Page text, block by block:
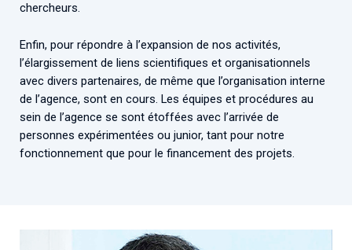
chercheurs.
Enfin, pour répondre à l’expansion de nos activités,
l’élargissement de liens scientifiques et organisationnels
avec divers partenaires, de même que l’organisation interne
de l’agence, sont en cours. Les équipes et procédures au
sein de l’agence se sont étoffées avec l’arrivée de
personnes expérimentées ou junior, tant pour notre
fonctionnement que pour le financement des projets.